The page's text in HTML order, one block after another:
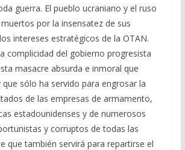
guerra. El pueblo ucraniano y el ruso
por la insensatez de sus
intereses estratégicos de la OTAN.
complicidad del gobierno progresista
masacre absurda e inmoral que
sólo ha servido para engrosar la
de las empresas de armamento,
estadounidenses y de numerosos
y corruptos de todas las
que también servirá para repartirse el